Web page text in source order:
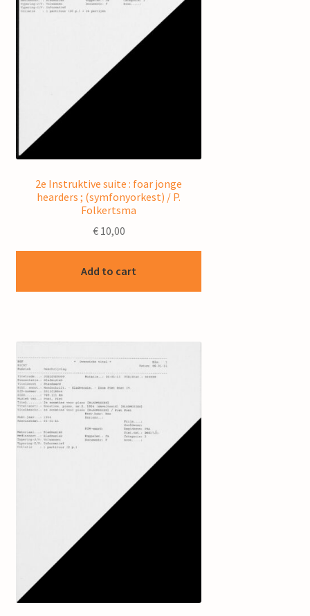
2e Instruktive suite : foar jonge
hearders ; (symfonyorkest) / P.
Folkertsma
€10,00
Add to cart